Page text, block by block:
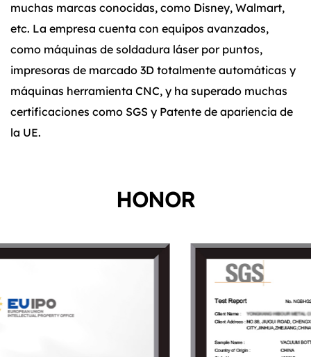
muchas marcas conocidas, como Disney, Walmart,
etc. La empresa cuenta con equipos avanzados,
como máquinas de soldadura láser por puntos,
impresoras de marcado 3D totalmente automáticas y
máquinas herramienta CNC, y ha superado muchas
certificaciones como SGS y Patente de apariencia de
la UE.
HONOR